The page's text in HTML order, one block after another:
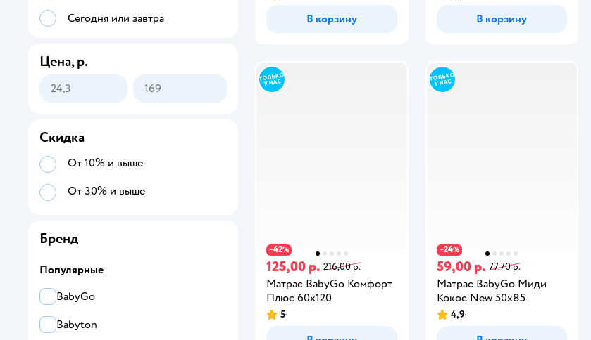
В корзину В корзину
−42%
125,00 р. 216,00 р.
Матрас BabyGo Комфорт
Плюс 60х120
5
−24%
59,00 р. 77,70 р.
Матрас BabyGo Миди
Кокос New 50х85
4,9
Сегодня или завтра
Цена, р.
Скидка
От 10% и выше
От 30% и выше
Бренд
Популярные
BabyGo
Babyton